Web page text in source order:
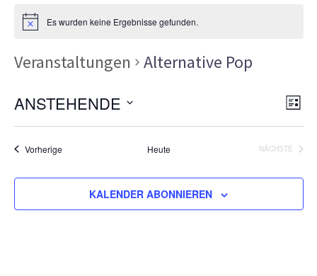
Es wurden keine Ergebnisse gefunden.
Veranstaltungen Alternative Pop
LISTE
ANSTEHENDE
Datum
wählen.
VorherigeVeranstaltungen Heute
NÄCHSTE
KALENDER ABONNIEREN